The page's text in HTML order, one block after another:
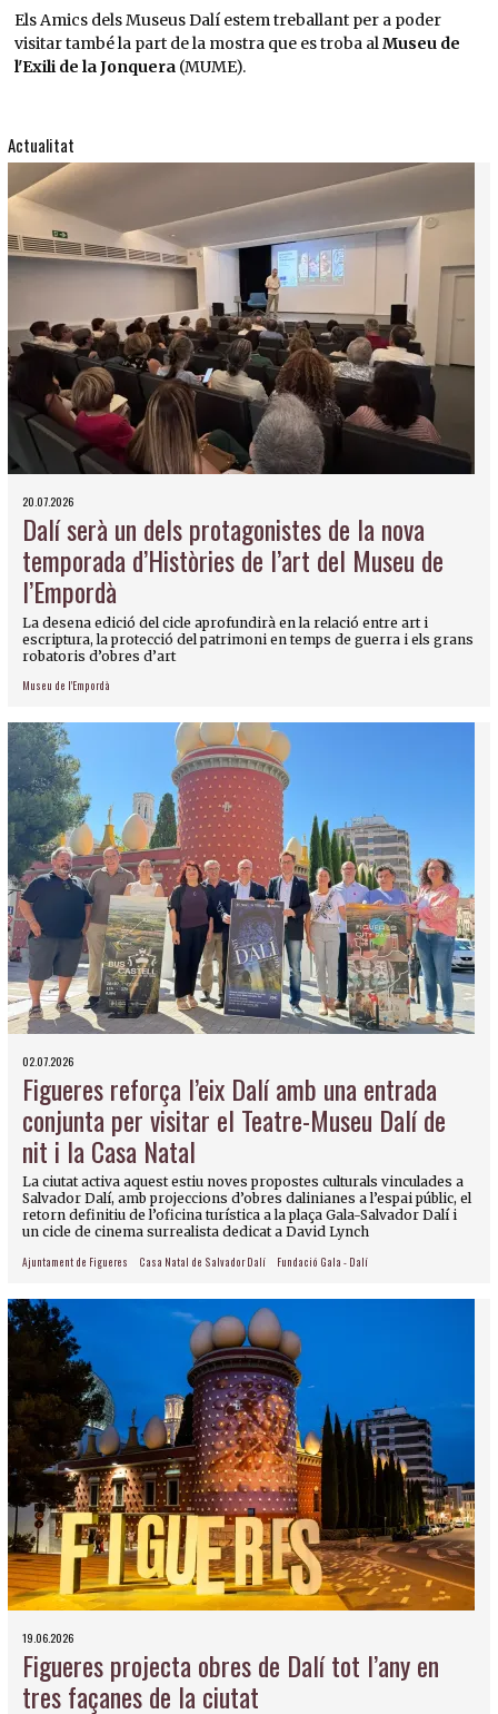
Els Amics dels Museus Dalí estem treballant per a poder
visitar també la part de la mostra que es troba alMuseu de
l'Exili de la Jonquera(MUME).
Actualitat
20.07.2026
Dalí serà un dels protagonistes de la nova
temporada d’Històries de l’art del Museu de
l’Empordà
La desena edició del cicle aprofundirà en la relació entre art i
escriptura, la protecció del patrimoni en temps de guerra i els grans
robatoris d’obres d’art
Museu de l'Empordà
02.07.2026
Figueres reforça l’eix Dalí amb una entrada
conjunta per visitar el Teatre-Museu Dalí de
nit i la Casa Natal
La ciutat activa aquest estiu noves propostes culturals vinculades a
Salvador Dalí, amb projeccions d’obres dalinianes a l’espai públic, el
retorn definitiu de l’oficina turística a la plaça Gala-Salvador Dalí i
un cicle de cinema surrealista dedicat a David Lynch
Ajuntament de Figueres Casa Natal de Salvador Dalí Fundació Gala - Dalí
19.06.2026
Figueres projecta obres de Dalí tot l’any en
tres façanes de la ciutat